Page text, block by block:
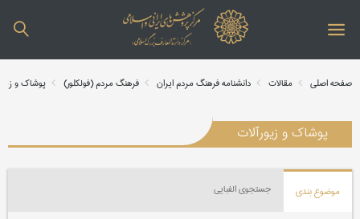
صفحه اصلی مقالات دانشنامه فرهنگ مردم ایران فرهنگ مردم (فولکلور) پوشاک و
پوشاک و زیورآلات
موضوع بندی جستجوی الفبایی